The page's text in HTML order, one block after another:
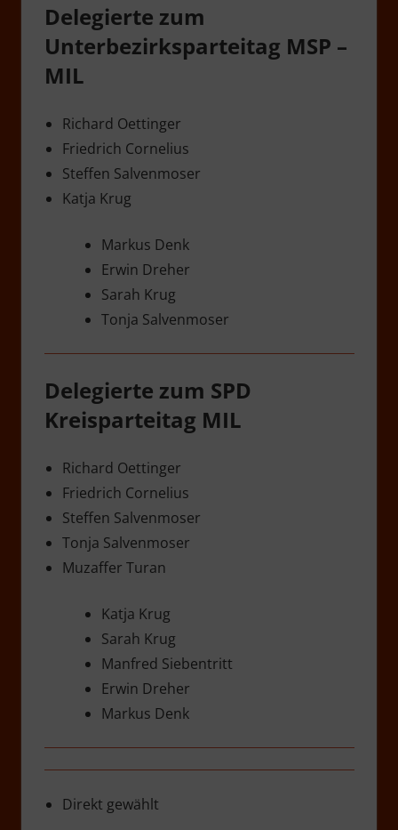
Delegierte zum
Unterbezirksparteitag MSP –
MIL
Richard Oettinger
Friedrich Cornelius
Steffen Salvenmoser
Katja Krug
Markus Denk
Erwin Dreher
Sarah Krug
Tonja Salvenmoser
Delegierte zum SPD
Kreisparteitag MIL
Richard Oettinger
Friedrich Cornelius
Steffen Salvenmoser
Tonja Salvenmoser
Muzaffer Turan
Katja Krug
Sarah Krug
Manfred Siebentritt
Erwin Dreher
Markus Denk
Direkt gewählt